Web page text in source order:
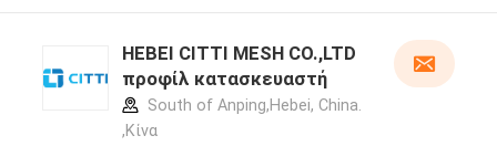
HEBEI CITTI MESH CO.,LTD
προφίλ κατασκευαστή
South of Anping,Hebei, China.
,Κίνα